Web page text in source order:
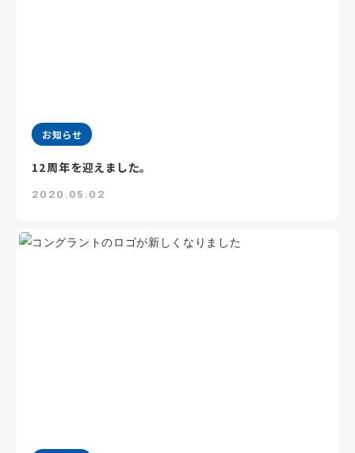
お知らせ
12周年を迎えました。
2020.05.02